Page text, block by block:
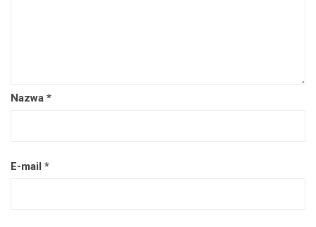
Nazwa *
E-mail *